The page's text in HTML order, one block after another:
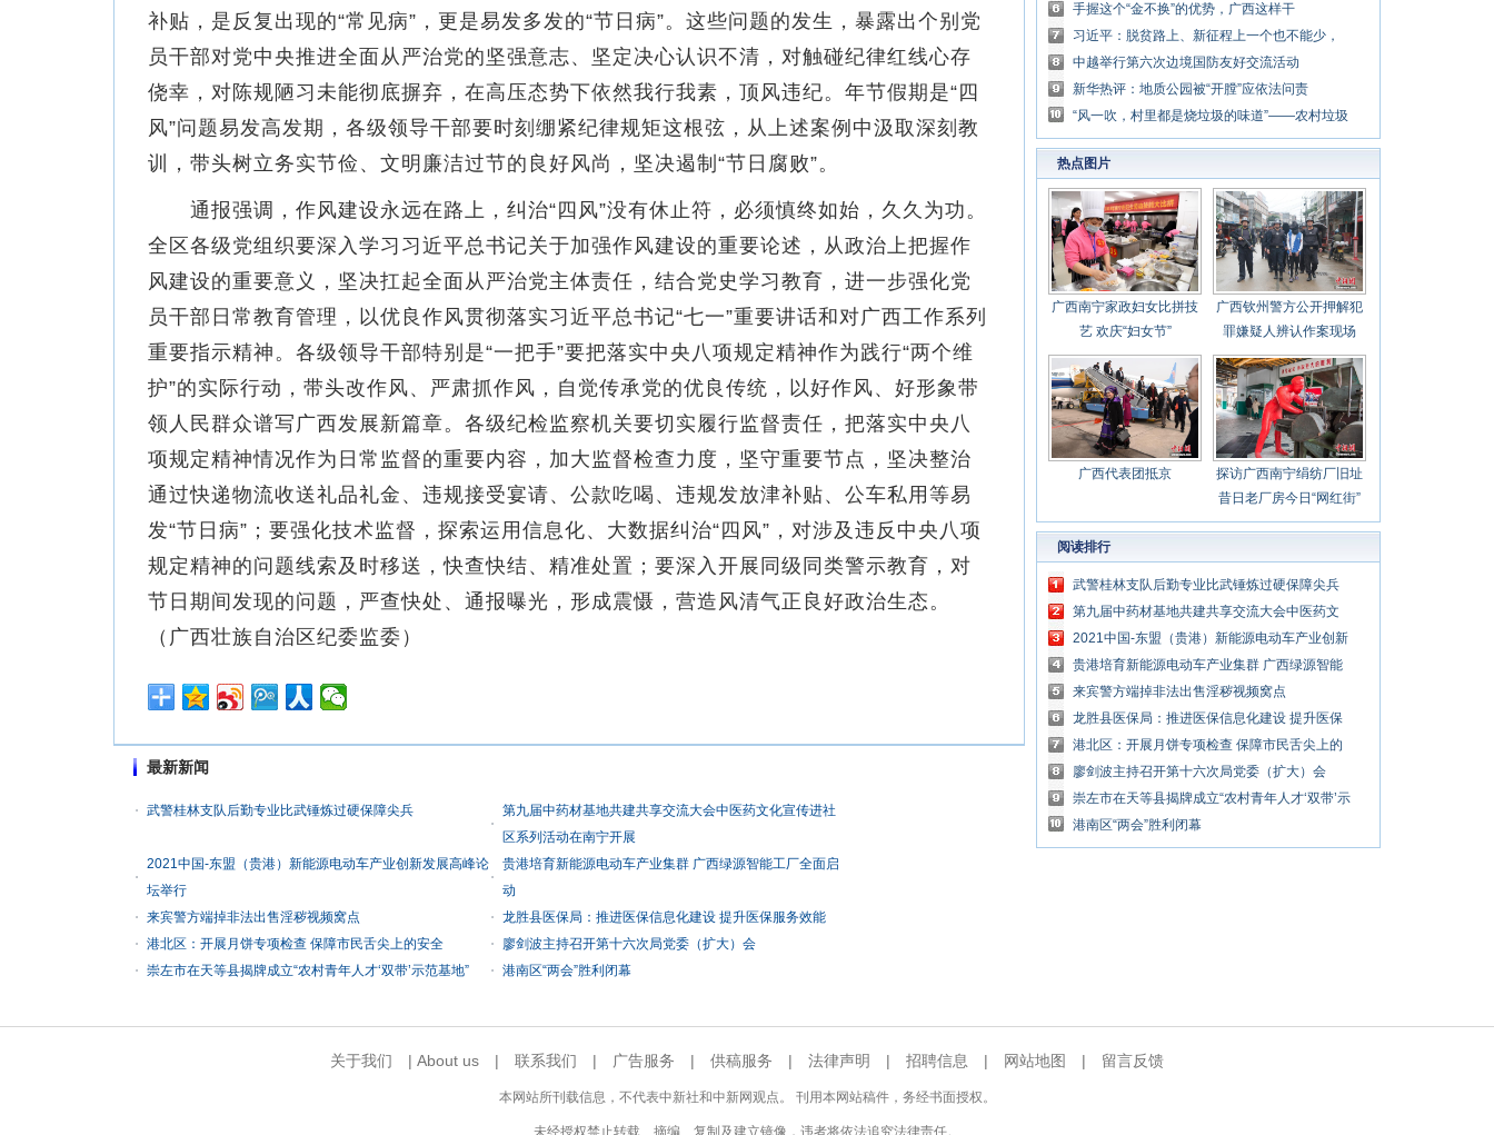
补贴，是反复出现的“常见病”，更是易发多发的“节日病”。这些问题的发生，暴露出个别党
员干部对党中央推进全面从严治党的坚强意志、坚定决心认识不清，对触碰纪律红线心存
侥幸，对陈规陋习未能彻底摒弃，在高压态势下依然我行我素，顶风违纪。年节假期是“四
风”问题易发高发期，各级领导干部要时刻绷紧纪律规矩这根弦，从上述案例中汲取深刻教
训，带头树立务实节俭、文明廉洁过节的良好风尚，坚决遏制“节日腐败”。
通报强调，作风建设永远在路上，纠治“四风”没有休止符，必须慎终如始，久久为功。
全区各级党组织要深入学习习近平总书记关于加强作风建设的重要论述，从政治上把握作
风建设的重要意义，坚决扛起全面从严治党主体责任，结合党史学习教育，进一步强化党
员干部日常教育管理，以优良作风贯彻落实习近平总书记“七一”重要讲话和对广西工作系列
重要指示精神。各级领导干部特别是“一把手”要把落实中央八项规定精神作为践行“两个维
护”的实际行动，带头改作风、严肃抓作风，自觉传承党的优良传统，以好作风、好形象带
领人民群众谱写广西发展新篇章。各级纪检监察机关要切实履行监督责任，把落实中央八
项规定精神情况作为日常监督的重要内容，加大监督检查力度，坚守重要节点，坚决整治
通过快递物流收送礼品礼金、违规接受宴请、公款吃喝、违规发放津补贴、公车私用等易
发“节日病”；要强化技术监督，探索运用信息化、大数据纠治“四风”，对涉及违反中央八项
规定精神的问题线索及时移送，快查快结、精准处置；要深入开展同级同类警示教育，对
节日期间发现的问题，严查快处、通报曝光，形成震慑，营造风清气正良好政治生态。
（广西壮族自治区纪委监委）
最新新闻
武警桂林支队后勤专业比武锤炼过硬保障尖兵
第九届中药材基地共建共享交流大会中医药文化宣传进社
区系列活动在南宁开展
2021中国-东盟（贵港）新能源电动车产业创新发展高峰论
坛举行
贵港培育新能源电动车产业集群 广西绿源智能工厂全面启
动
来宾警方端掉非法出售淫秽视频窝点
龙胜县医保局：推进医保信息化建设 提升医保服务效能
港北区：开展月饼专项检查 保障市民舌尖上的安全
廖剑波主持召开第十六次局党委（扩大）会
崇左市在天等县揭牌成立“农村青年人才‘双带’示范基地”
港南区“两会”胜利闭幕
心聚力担当实干 建设新时代中国特色社会主义
壮美
手握这个“金不换”的优势，广西这样干
习近平：脱贫路上、新征程上一个也不能少，
中国共产党说话算数
中越举行第六次边境国防友好交流活动
新华热评：地质公园被“开膛”应依法问责
“风一吹，村里都是烧垃圾的味道”——农村垃圾
处理谁来管？
热点图片
广西南宁家政妇女比拼技
艺 欢庆“妇女节”
广西钦州警方公开押解犯
罪嫌疑人辨认作案现场
广西代表团抵京
探访广西南宁绢纺厂旧址
昔日老厂房今日“网红街”
阅读排行
武警桂林支队后勤专业比武锤炼过硬保障尖兵
第九届中药材基地共建共享交流大会中医药文
化宣传进社区系列活动在南宁开展
2021中国-东盟（贵港）新能源电动车产业创新
发展高峰论坛举行
贵港培育新能源电动车产业集群 广西绿源智能
工厂全面启动
来宾警方端掉非法出售淫秽视频窝点
龙胜县医保局：推进医保信息化建设 提升医保
服务效能
港北区：开展月饼专项检查 保障市民舌尖上的
安全
廖剑波主持召开第十六次局党委（扩大）会
崇左市在天等县揭牌成立“农村青年人才‘双带’示
范基地”
港南区“两会”胜利闭幕
关于我们 | About us | 联系我们 | 广告服务 | 供稿服务 | 法律声明 | 招聘信息 | 网站地图 | 留言反馈
本网站所刊载信息，不代表中新社和中新网观点。 刊用本网站稿件，务经书面授权。
未经授权禁止转载、摘编、复制及建立镜像，违者将依法追究法律责任。